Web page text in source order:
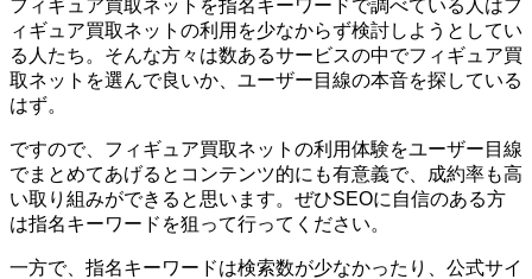
フィギュア買取ネットを指名キーワードで調べている人はフ
ィギュア買取ネットの利用を少なからず検討しようとしてい
る人たち。そんな方々は数あるサービスの中でフィギュア買
取ネットを選んで良いか、ユーザー目線の本音を探している
はず。
ですので、フィギュア買取ネットの利用体験をユーザー目線
でまとめてあげるとコンテンツ的にも有意義で、成約率も高
い取り組みができると思います。ぜひSEOに自信のある方
は指名キーワードを狙って行ってください。
一方で、指名キーワードは検索数が少なかったり、公式サイ